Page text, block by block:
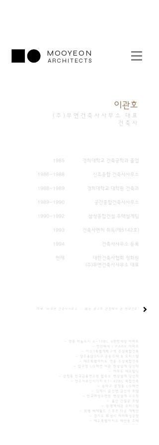
MOOYEON
ARCHITECTS
- 영종 하늘도시 A-15BL e편한세상 아파트
- 천안백석 I'PARK 아파트
- 이수1특별계획구역 주상복합건축
- 양주용암3지구 공동주택 & 오피스텔
- 제주특별자치도 연동 주상복합건축
- 압구정 LG패션 서관 현상설계 당선작
- 여의도 세우빌딩
- 삼청동 한국금융연수원 합숙소 현상설계 당선작
- 전주서부신시가지 E1-42BL 복합건축
- 송파구 문정동 LG패션
- 김제시 금산면 금산사 호텔
- 한국여성수련원 현상설계 우수작
- 울산 간절곶 호텔
- 광명역세권 오피스텔
- 보령 백제월드 스포츠 타운 계획안
- 경기도 화성시 파라화성공장
- 제주특별자치도 해안동 주택
기사 "㈜무연 건축사사무소 ‥ 陽宅 풍수학 관점에서 본 현대건축"
(주)무연건축사사무소 대표
건축사
1985
1986-1988
1988-1989
1989-1990
1990-1992
1993
1994
​현재
경희대학교 건축공학과 졸업
신조종합 건축사사무소
경희대학교 대학원 건축과
공간종합건축사사무소
삼성종합건설 주택설계팀
건축사면허 취득(제5142호)
건축사사무소 등록
대한건축사협회 정회원
(주)무연건축사사무소 대표
이관호